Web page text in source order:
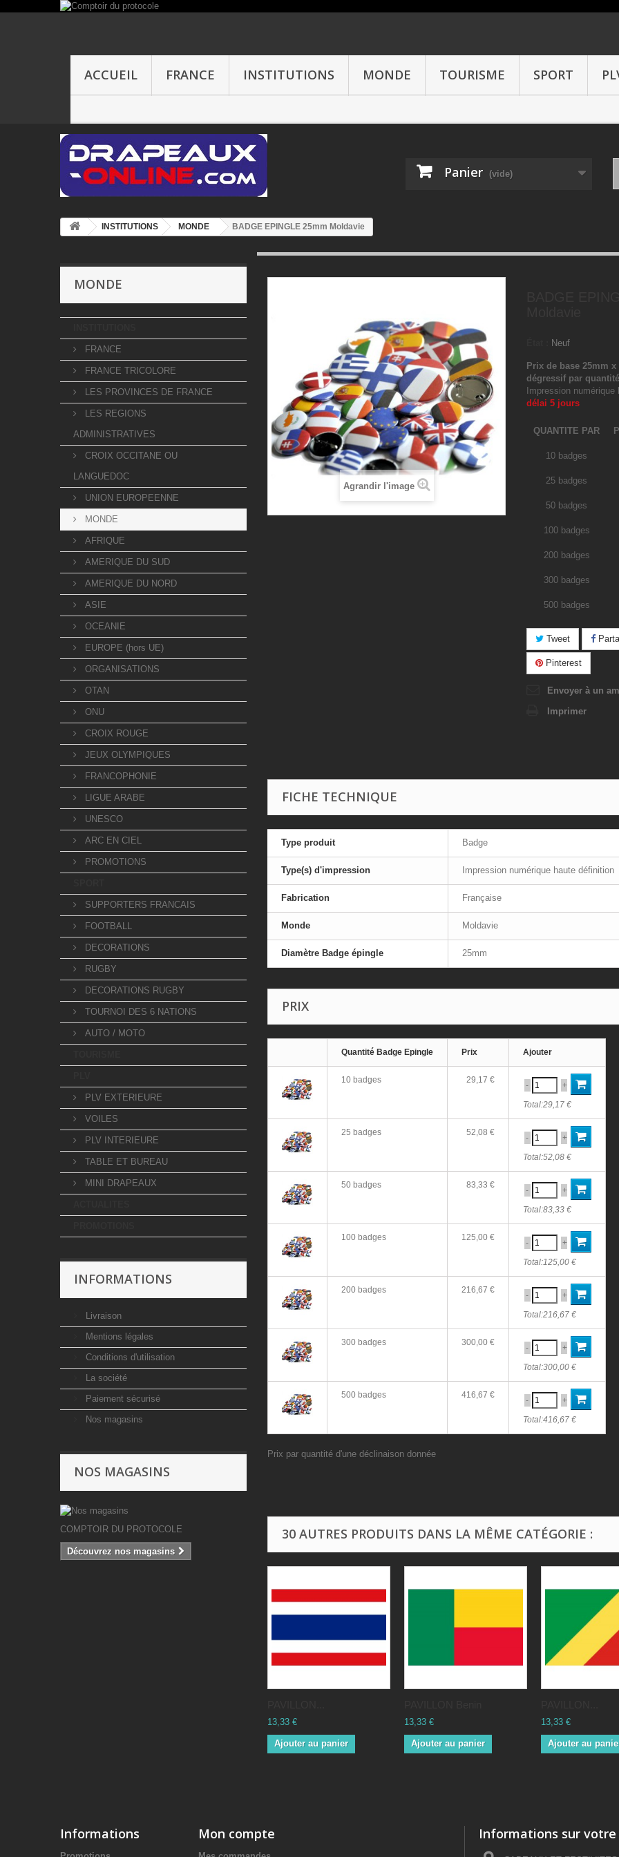
ACCUEIL FRANCE INSTITUTIONS MONDE TOURISME SPORT
Panier (vide)
INSTITUTIONS MONDE BADGE EPINGLE 25mm Moldavie
MONDE
FRANCE
FRANCE TRICOLORE
LES PROVINCES DE FRANCE
LES REGIONS
ADMINISTRATIVES
CROIX OCCITANE OU
LANGUEDOC
UNION EUROPEENNE
MONDE
AFRIQUE
AMERIQUE DU SUD
AMERIQUE DU NORD
ASIE
OCEANIE
EUROPE (hors UE)
ORGANISATIONS
OTAN
ONU
CROIX ROUGE
JEUX OLYMPIQUES
FRANCOPHONIE
LIGUE ARABE
UNESCO
ARC EN CIEL
PROMOTIONS
SUPPORTERS FRANCAIS
FOOTBALL
DECORATIONS
RUGBY
DECORATIONS RUGBY
TOURNOI DES 6 NATIONS
AUTO / MOTO
PLV EXTERIEURE
VOILES
PLV INTERIEURE
TABLE ET BUREAU
MINI DRAPEAUX
INFORMATIONS
Livraison
Mentions légales
Conditions d'utilisation
La société
Paiement sécurisé
Nos magasins
NOS MAGASINS
COMPTOIR DU PROTOCOLE
Découvrez nos magasins
Agrandir l'image
Neuf
Prix de base 25mm
dégressif par quantité
Impression
délai 5 jours
QUANTITE PAR
10 badges
25 badges
50 badges
100 badges
200 badges
300 badges
500 badges
Tweet
Pinterest
Envoyer à un
Imprimer
FICHE TECHNIQUE
Type produit Badge
Type(s) d'impression Impression numérique haute définition
Fabrication Française
Monde Moldavie
Diamètre Badge épingle 25mm
PRIX
Quantité Badge Epingle Prix Ajouter
10 badges 29,17 €
-
+
Total:29,17 €
25 badges 52,08 €
-
+
Total:52,08 €
50 badges 83,33 €
-
+
Total:83,33 €
100 badges 125,00 €
-
+
Total:125,00 €
200 badges 216,67 €
-
+
Total:216,67 €
300 badges 300,00 €
-
+
Total:300,00 €
500 badges 416,67 €
-
+
Total:416,67 €
Prix par quantité d'une déclinaison donnée
30 AUTRES PRODUITS DANS LA MÊME CATÉGORIE :
13,33 €
Ajouter au panier
13,33 €
Ajouter au panier
13,33 €
Ajouter au
Informations Mon compte Informations sur